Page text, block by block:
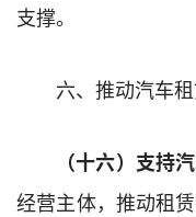
支撑。
六、推动汽车
（十六） 支持
经营主体，推动租